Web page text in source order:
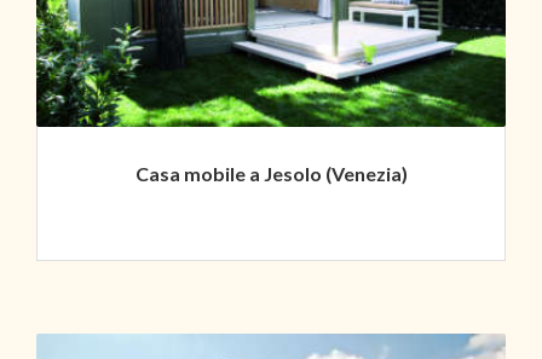
Casa mobile a Jesolo (Venezia)